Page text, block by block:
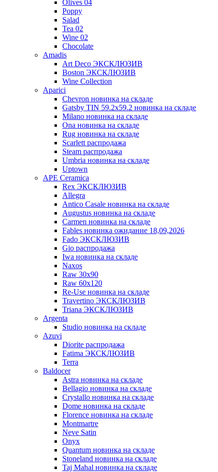
Olives 04
Poppy
Salad
Tea 02
Wine 02
Chocolate
Amadis
Art Deco ЭКСКЛЮЗИВ
Boston ЭКСКЛЮЗИВ
Wine Collection
Aparici
Chevron новинка на складе
Gatsby TIN 59.2x59.2 новинка на складе
Milano новинка на складе
Ona новинка на складе
Rug новинка на складе
Scarlett распродажа
Steam распродажа
Umbria новинка на складе
Uptown
APE Ceramica
Rex ЭКСКЛЮЗИВ
Allegra
Antico Casale новинка на складе
Augustus новинка на складе
Carmen новинка на складе
Fables новинка ожидание 18,09,2026
Fado ЭКСКЛЮЗИВ
Gio распродажа
Iwa новинка на складе
Naxos
Raw 30x90
Raw 60х120
Re-Use новинка на складе
Travertino ЭКСКЛЮЗИВ
Triana ЭКСКЛЮЗИВ
Argenta
Studio новинка на складе
Azuvi
Diorite распродажа
Fatima ЭКСКЛЮЗИВ
Terra
Baldoсer
Astra новинка на складе
Bellagio новинка на складе
Crystallo новинка на складе
Dome новинка на складе
Florence новинка на складе
Montmartre
Neve Satin
Onyx
Quantum новинка на складе
Stoneland новинка на складе
Taj Mahal новинка на складе